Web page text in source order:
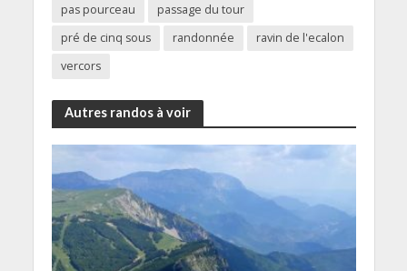
pas pourceau
passage du tour
pré de cinq sous
randonnée
ravin de l'ecalon
vercors
Autres randos à voir